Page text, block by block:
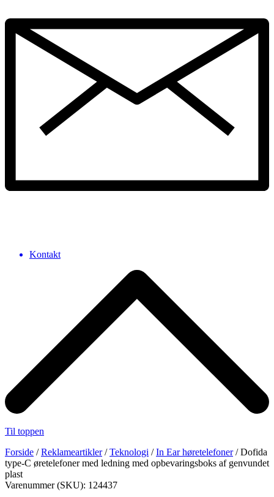
Kontakt
Til toppen
Forside /Reklameartikler/Teknologi /In Ear høretelefoner/ Dofida
type-C øretelefoner med ledning med opbevaringsboks af genvundet
plast
Varenummer (SKU): 124437